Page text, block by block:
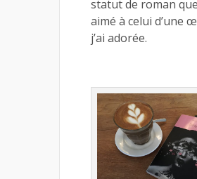
statut de roman
aimé à celui d’une
j’ai adorée.